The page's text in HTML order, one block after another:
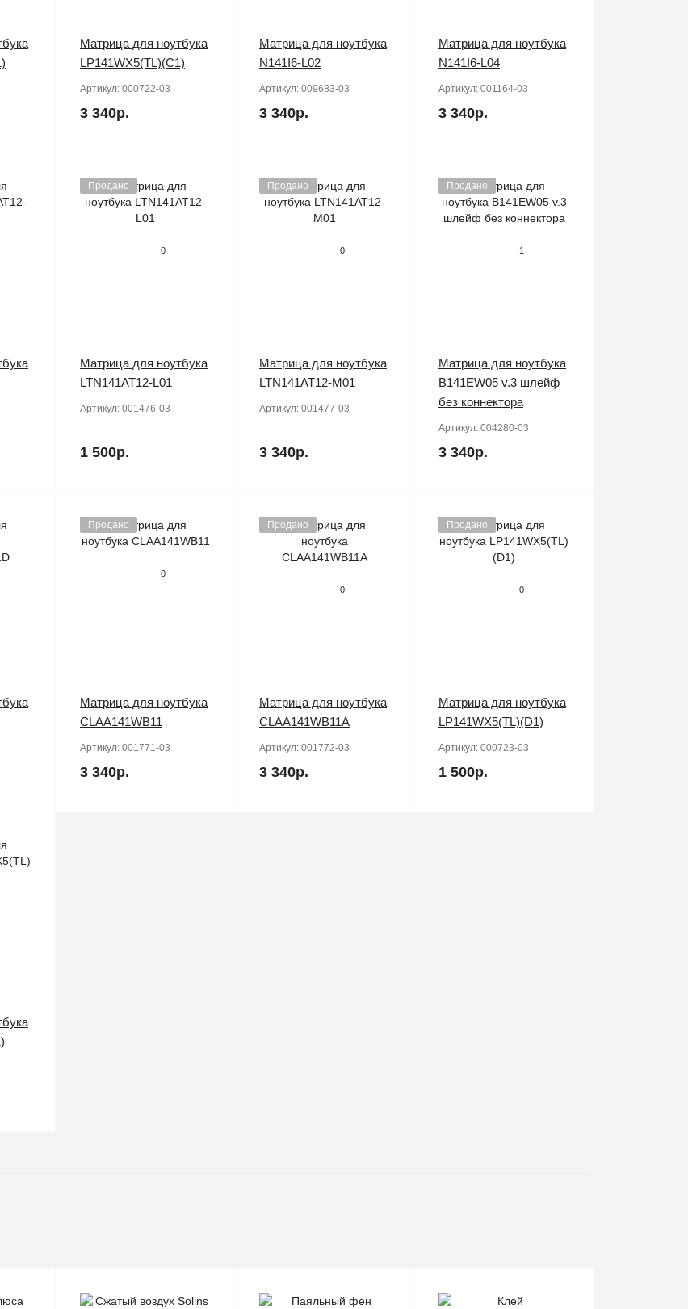
Матрица для ноутбука
LP141WX5(TL)(C1)
Артикул: 000722-03
3 340р.
Матрица для ноутбука
N141I6-L02
Артикул: 009683-03
3 340р.
Матрица для ноутбука
N141I6-L04
Артикул: 001164-03
3 340р.
Продано
0
Матрица для ноутбука
LTN141AT12-L01
Артикул: 001476-03
1 500р.
Продано
0
Матрица для ноутбука
LTN141AT12-M01
Артикул: 001477-03
3 340р.
Продано
1
Матрица для ноутбука
B141EW05 v.3 шлейф
без коннектора
Артикул: 004280-03
3 340р.
Продано
0
Матрица для ноутбука
CLAA141WB11
Артикул: 001771-03
3 340р.
Продано
0
Матрица для ноутбука
CLAA141WB11A
Артикул: 001772-03
3 340р.
Продано
0
Матрица для ноутбука
LP141WX5(TL)(D1)
Артикул: 000723-03
1 500р.